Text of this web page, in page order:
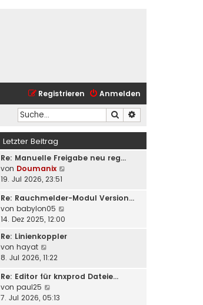
Anmelden
Registrieren
Suche
Letzter Beitrag
Re: Manuelle Freigabe neu reg…
von Doumanix
e
r
i
19. Jul 2026, 23:51
Re: Rauchmelder-Modul Version…
von babylon05
e
r
14. Dez 2025, 12:00
Re: Linienkoppler
von hayat
e
e
s
t
8. Jul 2026, 11:22
Re: Editor für knxprod Dateie…
von paul25
e
7. Jul 2026, 05:13